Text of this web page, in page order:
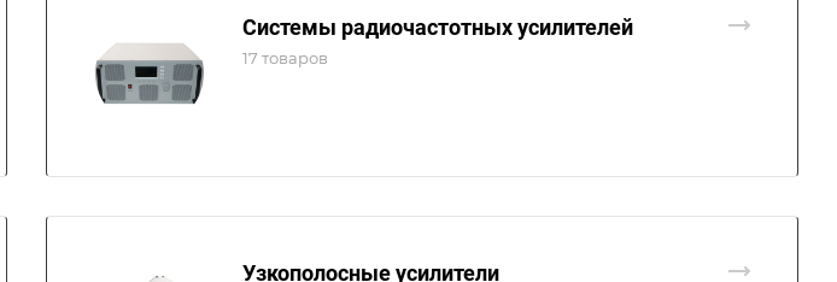
Системы радиочастотных усилителей
17 товаров
Узкополосные усилители